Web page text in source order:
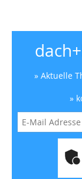
» Aktuelle
»